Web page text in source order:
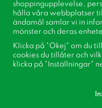
Nyhetsbrev
Om cookies
Inspiration
shoppingupplevelse,
hålla våra webbplatser
ändamål samlar vi in
mönster och deras
Klicka på "Okej" om du
cookies du tillåter och
klicka på "Inställningar"